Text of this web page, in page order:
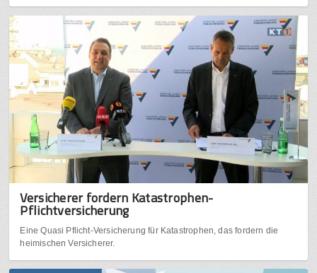
Versicherer fordern Katastrophen-
Pflichtversicherung
Eine Quasi Pflicht-Versicherung für Katastrophen, das fordern die
heimischen Versicherer.